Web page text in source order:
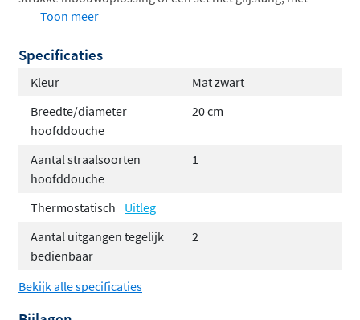
deze doucheset geniet je van een
uitstraling.
Keuze uit hoofddouche 20 cm of 30 cm
Optioneel met glijstang en handdouche
Verkrijgbaar in diverse trendy kleuren
Voorgemonteerd en gebruiksvriendelijk
Veilig en comfortabel douchen
De ingebouwde thermostaat zorgt ervoor dat de
Toon meer
Specificaties
Kleur
Mat zwart
Breedte/diameter
hoofddouche
20 cm
Aantal straalsoorten
hoofddouche
1
Thermostatisch
Uitleg
Aantal uitgangen tegelijk
bedienbaar
2
Bekijk alle specificaties